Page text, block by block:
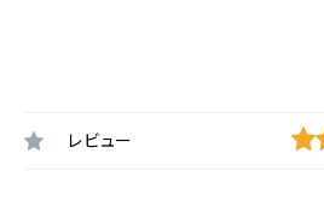
レビュー